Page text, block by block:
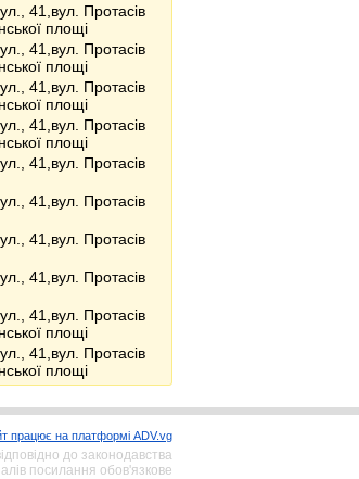
41,вул. Протасів
площі
41,вул. Протасів
площі
41,вул. Протасів
площі
41,вул. Протасів
площі
41,вул. Протасів
41,вул. Протасів
41,вул. Протасів
41,вул. Протасів
41,вул. Протасів
площі
41,вул. Протасів
площі
працює на платформі ADV.vg
до законодавства
посилання обов'язкове